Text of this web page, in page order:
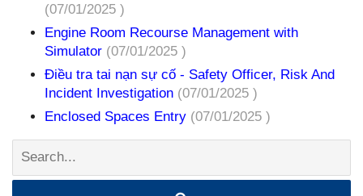
(07/01/2025 )
Engine Room Recourse Management with
Simulator (07/01/2025 )
Điều tra tai nạn sự cố - Safety Officer, Risk And
Incident Investigation (07/01/2025 )
Enclosed Spaces Entry (07/01/2025 )
Search: